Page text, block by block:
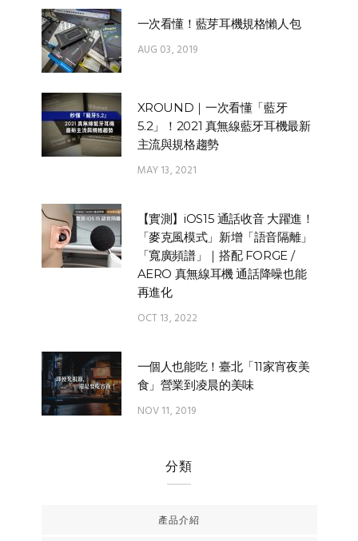
一次看懂！藍芽耳機規格懶人包
AUG 03, 2019
XROUND｜一次看懂「藍牙
5.2」！2021 真無線藍牙耳機最新
主流與規格趨勢
MAY 13, 2021
【實測】iOS15 通話收音 大躍進！
「麥克風模式」新增「語音隔離」
「寬廣頻譜」｜搭配 FORGE /
AERO 真無線耳機 通話降噪也能
再進化
OCT 13, 2022
一個人也能吃！臺北「11家宵夜美
食」營業到凌晨的美味
NOV 11, 2019
分類
產品介紹